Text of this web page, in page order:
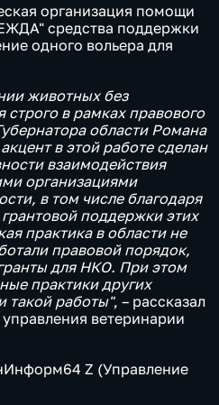
организация помощи
средства поддержки
одного вольера для
животных без
строго в рамках правового
области Романа
в этой работе сделан
взаимодействия
организациями
в том числе благодаря
поддержки этих
практика в области не
правовой порядок,
для НКО. При этом
практики других
такой работы", – рассказал
ветеринарии
Z (Управление